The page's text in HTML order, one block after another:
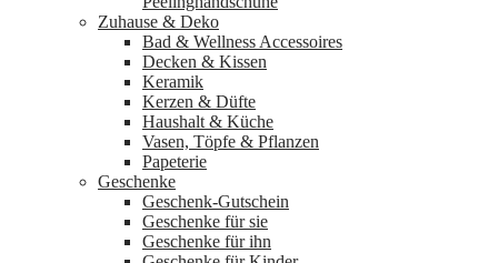
Zuhause & Deko
Bad & Wellness Accessoires
Decken & Kissen
Keramik
Kerzen & Düfte
Haushalt & Küche
Vasen, Töpfe & Pflanzen
Papeterie
Geschenke
Geschenk-Gutschein
Geschenke für sie
Geschenke für ihn